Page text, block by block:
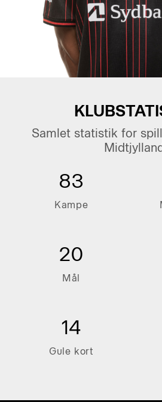
Samlet statistik for
83
Kampe
20
Mål
14
Gule kort